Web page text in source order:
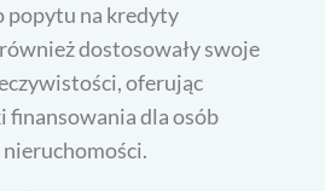
popytu na kredyty
dostosowały swoje
oferując
finansowania dla osób